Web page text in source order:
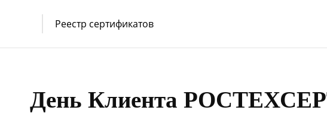
Реестр сертификатов
День Клиента